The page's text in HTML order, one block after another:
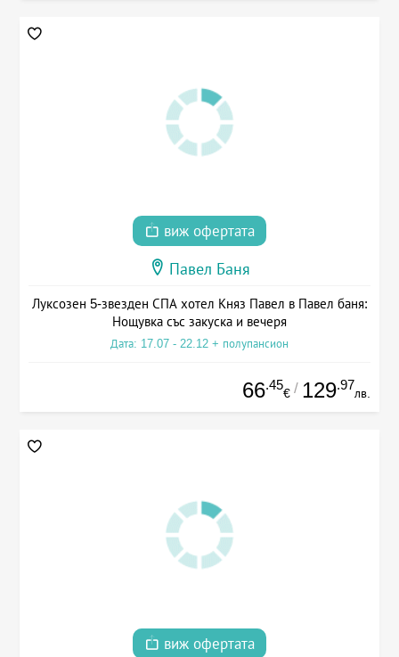
виж офертата
Павел Баня
Луксозен 5-звезден СПА хотел Княз Павел в Павел баня:
Нощувка със закуска и вечеря
Дата: 17.07 - 22.12 + полупансион
66.45
€ / 129.97
лв.
виж офертата